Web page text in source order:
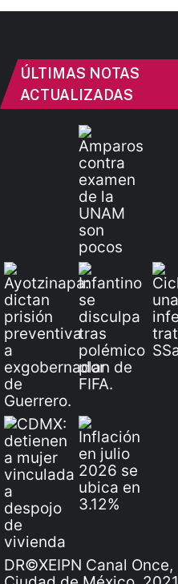
ÚLTIMAS NOTAS
ACTUALIZADAS
DR©XEIPN Canal Once,